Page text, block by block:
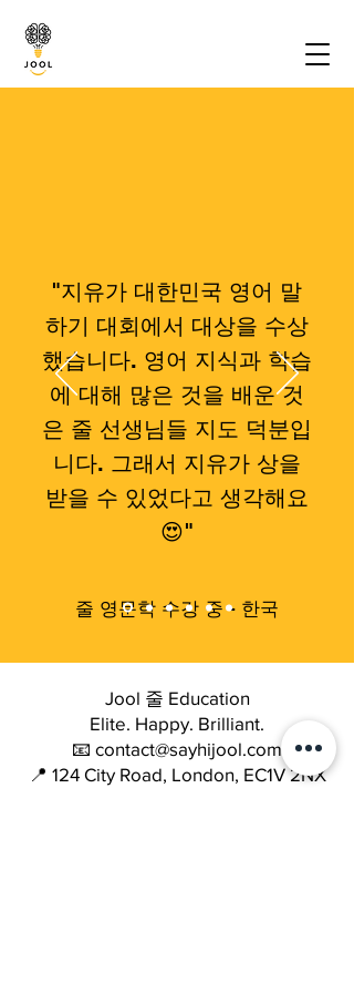
"지유가 대한민국 영어 말
하기 대회에서 대상을 수상
했습니다. 영어 지식과 학습
에 대해 많은 것을 배운 것
은 줄 선생님들 지도 덕분입
니다. 그래서 지유가 상을
받을 수 있었다고 생각해요
😍"
줄 영문학 수강 중 - 한국
Jool 줄 Education
Elite. Happy. Brilliant.
📧 contact@sayhijool.com
📍 124 City Road, London, EC1V 2NX